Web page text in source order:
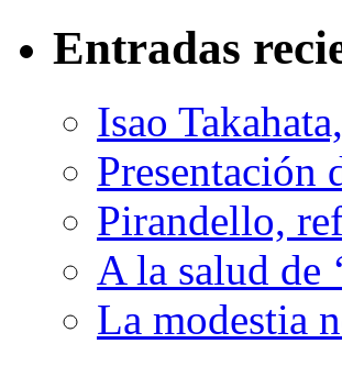
Entradas
Isao
Presentación
Pirandello,
A la salud de
La modestia